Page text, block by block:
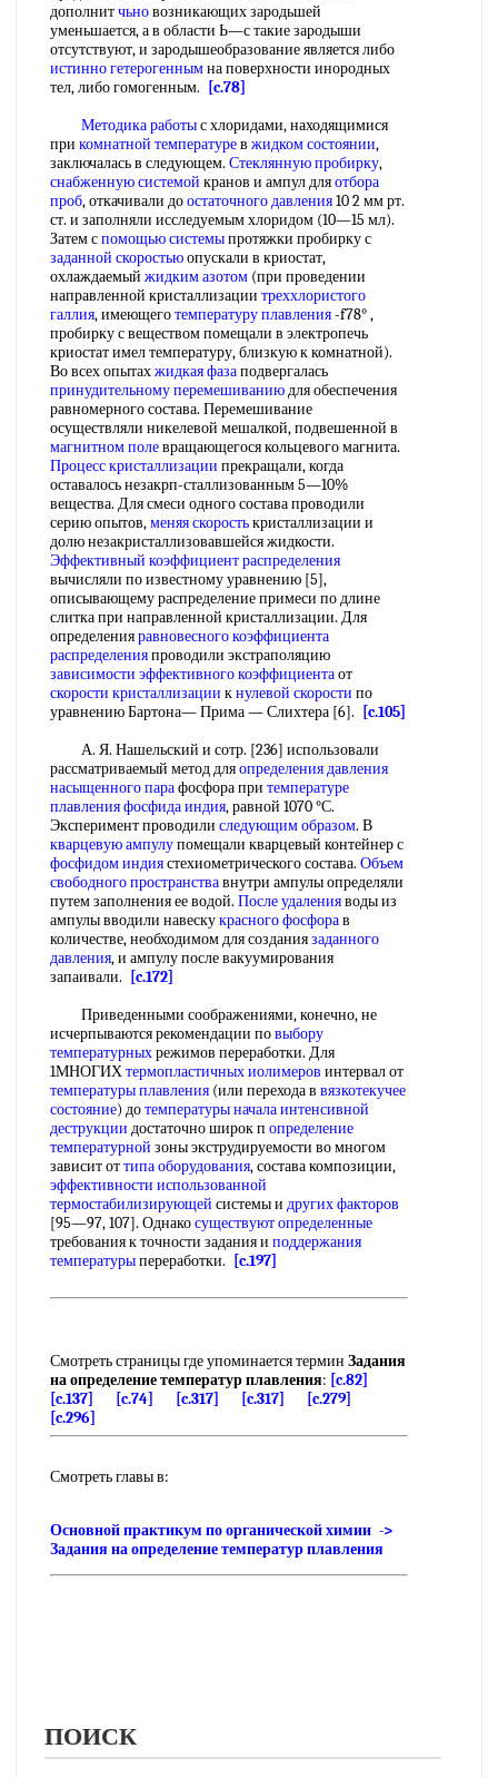
дополнитчьновозникающих зародьшей
уменьшается, а в области Ь—с такие зародыши
отсутствуют, и зародышеобразование является либо
истинно гетерогеннымна поверхности инородных
тел, либо гомогенным.
[c.78]
Методика работыс хлоридами, находящимися
при комнатной температурев жидком состоянии,
заключалась в следующем. Стеклянную пробирку,
снабженную системой кранов и ампул дляотбора
проб, откачивали доостаточного давления10 2 мм рт.
ст. и заполняли исследуемым хлоридом (10—15 мл).
Затем спомощью системыпротяжки пробирку с
заданной скоростьюопускали в криостат,
охлаждаемый жидким азотом (при проведении
направленной кристаллизации треххлористого
галлия, имеющеготемпературу плавления-f78° ,
пробирку с веществом помещали в электропечь
криостат имел температуру, близкую к комнатной).
Во всех опытахжидкая фазаподвергалась
принудительному перемешиваниюдля обеспечения
равномерного состава. Перемешивание
осуществляли никелевой мешалкой, подвешенной в
магнитном полевращающегося кольцевого магнита.
Процесс кристаллизации прекращали, когда
оставалось незакрп-сталлизованным 5—10%
вещества. Для смеси одного состава проводили
серию опытов,меняя скоростькристаллизации и
долю незакристаллизовавшейся жидкости.
Эффективный коэффициент распределения
вычисляли по известному уравнению [5],
описывающему распределение примеси по длине
слитка при направленной кристаллизации. Для
определенияравновесного коэффициента
распределенияпроводили экстраполяцию
зависимости эффективного коэффициентаот
скорости кристаллизации кнулевой скорости по
уравнению Бартона— Прима — Слихтера [6].
[c.105]
А. Я. Нашельский и сотр. [236] использовали
рассматриваемый метод дляопределения давления
насыщенного парафосфора при температуре
плавленияфосфида индия, равной 1070 °С.
Эксперимент проводили следующим образом. В
кварцевую ампулупомещали кварцевый контейнер с
фосфидом индиястехиометрического состава. Объем
свободного пространствавнутри ампулы определяли
путем заполнения ее водой. После удаленияводы из
ампулы вводили навескукрасного фосфорав
количестве, необходимом для созданиязаданного
давления, и ампулу после вакуумирования
запаивали.
[c.172]
Приведенными соображениями, конечно, не
исчерпываются рекомендации повыбору
температурныхрежимов переработки. Для
1МНОГИХтермопластичных иолимеров интервал от
температуры плавления (или перехода в вязкотекучее
состояние) дотемпературы начала интенсивной
деструкции достаточно широк п определение
температурной зоны экструдируемости во многом
зависит оттипа оборудования, состава композиции,
эффективности использованной
термостабилизирующей системы и других факторов
[95—97, 107]. Однакосуществуют определенные
требования к точности задания и поддержания
температурыпереработки. [c.197]
Смотреть страницы где упоминается термин Задания
на определение температур плавления: [c.82]
[c.137]
[c.74] [c.317] [c.317]
[c.279]
[c.296]
Смотреть главы в:
Основной практикум по органической химии ->
Задания на определение температур плавления
ПОИСК